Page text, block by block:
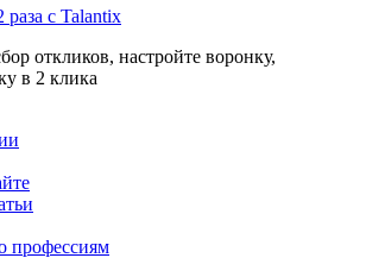
раза с Talantix
откликов, настройте воронку,
в 2 клика
профессиям